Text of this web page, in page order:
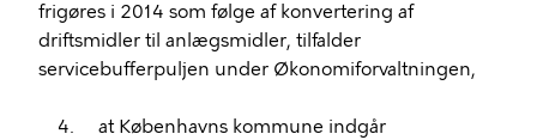
frigøres i 2014 som følge af konvertering af
driftsmidler til anlægsmidler, tilfalder
servicebufferpuljen under Økonomiforvaltningen,
4. at Københavns kommune indgår